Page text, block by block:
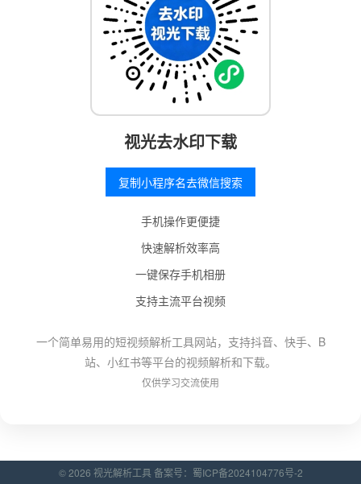
视光去水印下载
复制小程序名去微信搜索
手机操作更便捷
快速解析效率高
一键保存手机相册
支持主流平台视频
一个简单易用的短视频解析工具网站，支持抖音、快手、B
站、小红书等平台的视频解析和下载。
仅供学习交流使用
© 2026 视光解析工具 备案号： 蜀ICP备2024104776号-2